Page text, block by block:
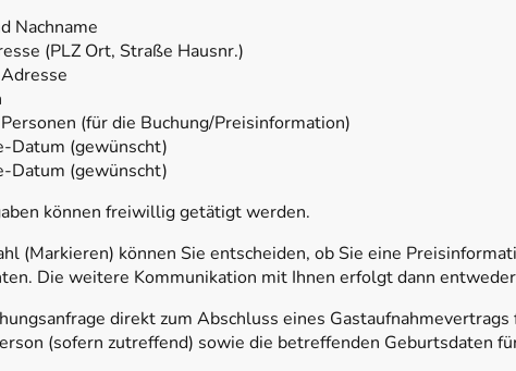
Nachname
(PLZ Ort, Straße Hausnr.)
(für die Buchung/Preisinformation)
Datum (gewünscht)
Datum (gewünscht)
können freiwillig getätigt werden.
(Markieren) können Sie entscheiden, ob Sie eine
Die weitere Kommunikation mit Ihnen erfolgt dann
direkt zum Abschluss eines
(sofern zutreffend) sowie die betreffenden Geburtsdaten